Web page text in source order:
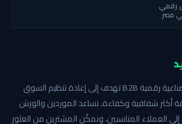
رقمي
مصر
كاربيد هي أول منصة صناعية رقمية B2B تهدف إلى إعادة تنظيم السوق
أكثر شفافية وكفاءة. نساعد الموردين والورش
العملاء المناسبين، ونمكّن المشترين من العثور